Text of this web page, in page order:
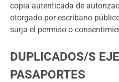
copia autenticada de
otorgado por escribano
surja el permiso o
DUPLICADOS/S
PASAPORTES